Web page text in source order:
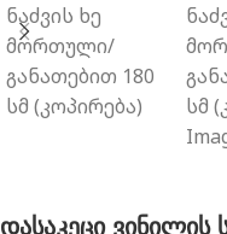
დასაკეცი ვინილის